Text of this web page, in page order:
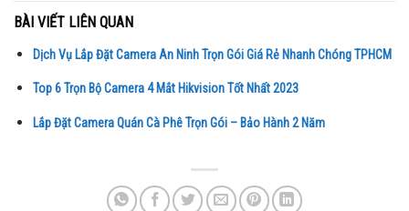
BÀI VIẾT LIÊN QUAN
Dịch Vụ Lắp Đặt Camera An Ninh Trọn Gói Giá Rẻ Nhanh Chóng TPHCM
Top 6 Trọn Bộ Camera 4 Mắt Hikvision Tốt Nhất 2023
Lắp Đặt Camera Quán Cà Phê Trọn Gói – Bảo Hành 2 Năm